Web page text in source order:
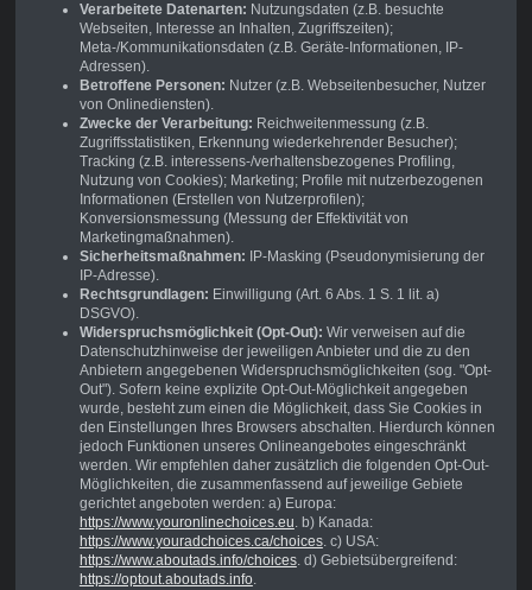
Verarbeitete Datenarten: Nutzungsdaten (z.B. besuchte
Webseiten, Interesse an Inhalten, Zugriffszeiten);
Meta-/Kommunikationsdaten (z.B. Geräte-Informationen, IP-
Adressen).
Betroffene Personen: Nutzer (z.B. Webseitenbesucher, Nutzer
von Onlinediensten).
Zwecke der Verarbeitung: Reichweitenmessung (z.B.
Zugriffsstatistiken, Erkennung wiederkehrender Besucher);
Tracking (z.B. interessens-/verhaltensbezogenes Profiling,
Nutzung von Cookies); Marketing; Profile mit nutzerbezogenen
Informationen (Erstellen von Nutzerprofilen);
Konversionsmessung (Messung der Effektivität von
Marketingmaßnahmen).
Sicherheitsmaßnahmen: IP-Masking (Pseudonymisierung der
IP-Adresse).
Rechtsgrundlagen: Einwilligung (Art. 6 Abs. 1 S. 1 lit. a)
DSGVO).
Widerspruchsmöglichkeit (Opt-Out): Wir verweisen auf die
Datenschutzhinweise der jeweiligen Anbieter und die zu den
Anbietern angegebenen Widerspruchsmöglichkeiten (sog. "Opt-
Out"). Sofern keine explizite Opt-Out-Möglichkeit angegeben
wurde, besteht zum einen die Möglichkeit, dass Sie Cookies in
den Einstellungen Ihres Browsers abschalten. Hierdurch können
jedoch Funktionen unseres Onlineangebotes eingeschränkt
werden. Wir empfehlen daher zusätzlich die folgenden Opt-Out-
Möglichkeiten, die zusammenfassend auf jeweilige Gebiete
gerichtet angeboten werden: a) Europa:
https://www.youronlinechoices.eu. b) Kanada:
https://www.youradchoices.ca/choices. c) USA:
https://www.aboutads.info/choices. d) Gebietsübergreifend:
https://optout.aboutads.info.